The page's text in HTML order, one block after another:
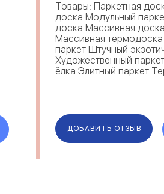
Товары: Паркетная
доска Модульный
доска Массивная
Массивная
паркет Штучный
Художественный
ёлка Элитный паркет
ДОБАВИТЬ ОТЗЫВ